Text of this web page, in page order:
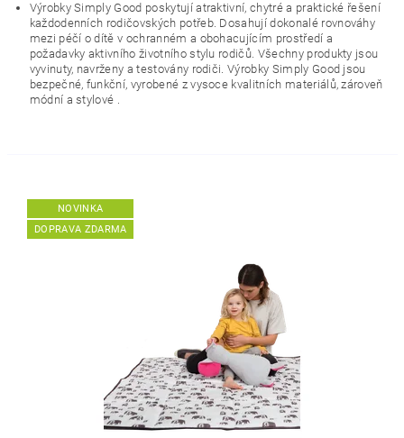
Výrobky Simply Good poskytují atraktivní, chytré a praktické řešení
každodenních rodičovských potřeb. Dosahují dokonalé rovnováhy
mezi péčí o dítě v ochranném a obohacujícím prostředí a
požadavky aktivního životního stylu rodičů. Všechny produkty jsou
vyvinuty, navrženy a testovány rodiči. Výrobky Simply Good jsou
bezpečné, funkční, vyrobené z vysoce kvalitních materiálů, zároveň
módní a stylové .
NOVINKA
DOPRAVA ZDARMA